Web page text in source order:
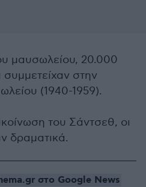
μαυσωλείου, 20.000
συμμετείχαν στην
(1940-1959).
του Σάντσεθ, οι
δραματικά.
στο Google News